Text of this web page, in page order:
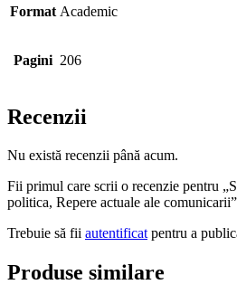
Format Academic
Pagini 206
Recenzii
Nu există recenzii până acum.
Fii primul care scrii o recenzie pentru
politica, Repere actuale ale comunicarii”
Trebuie să fii autentificatpentru a
Produse similare